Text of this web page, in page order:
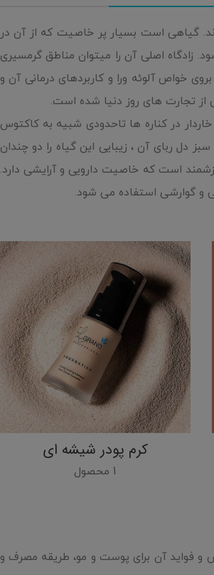
گیاهی است بسیار پر خاصیت که از آن در
زادگاه اصلی آن را میتوان مناطق گرمسیری
خواص آلوئه ورا و کاربردهای درمانی آن و
از تجارت های روز دنیا شده است.
خاردار در کناره ها تاحدودی شبیه به کاکتوس
ربای آن ، زیبایی این گیاه را دو چندان
است که خاصیت دارویی و آرایشی دارد.
و گوارشی استفاده می شود.
کرم پودر شیشه ای
1 محصول
و فواید آن برای پوست و مو، طریقه مصرف و